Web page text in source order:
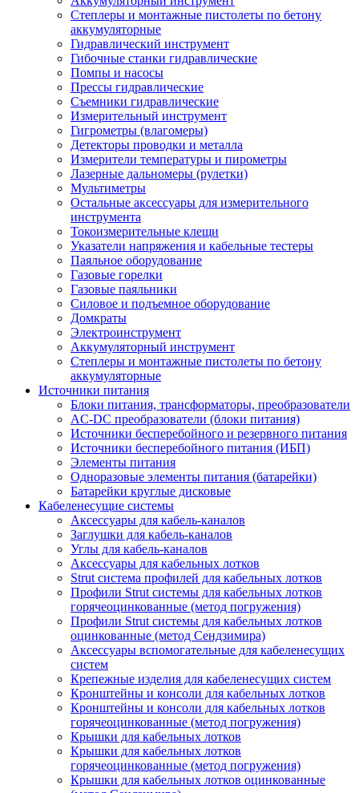
Степлеры и монтажные пистолеты по бетону
аккумуляторные
Гидравлический инструмент
Гибочные станки гидравлические
Помпы и насосы
Прессы гидравлические
Съемники гидравлические
Измерительный инструмент
Гигрометры (влагомеры)
Детекторы проводки и металла
Измерители температуры и пирометры
Лазерные дальномеры (рулетки)
Мультиметры
Остальные аксессуары для измерительного
инструмента
Токоизмерительные клещи
Указатели напряжения и кабельные тестеры
Паяльное оборудование
Газовые горелки
Газовые паяльники
Силовое и подъемное оборудование
Домкраты
Электроинструмент
Аккумуляторный инструмент
Степлеры и монтажные пистолеты по бетону
аккумуляторные
Источники питания
Блоки питания, трансформаторы, преобразователи
AC-DC преобразователи (блоки питания)
Источники бесперебойного и резервного питания
Источники бесперебойного питания (ИБП)
Элементы питания
Одноразовые элементы питания (батарейки)
Батарейки круглые дисковые
Кабеленесущие системы
Аксессуары для кабель-каналов
Заглушки для кабель-каналов
Углы для кабель-каналов
Аксессуары для кабельных лотков
Strut система профилей для кабельных лотков
Профили Strut системы для кабельных лотков
горячеоцинкованные (метод погружения)
Профили Strut системы для кабельных лотков
оцинкованные (метод Сендзимира)
Аксессуары вспомогательные для кабеленесущих
систем
Крепежные изделия для кабеленесущих систем
Кронштейны и консоли для кабельных лотков
Кронштейны и консоли для кабельных лотков
горячеоцинкованные (метод погружения)
Крышки для кабельных лотков
Крышки для кабельных лотков
горячеоцинкованные (метод погружения)
Крышки для кабельных лотков оцинкованные